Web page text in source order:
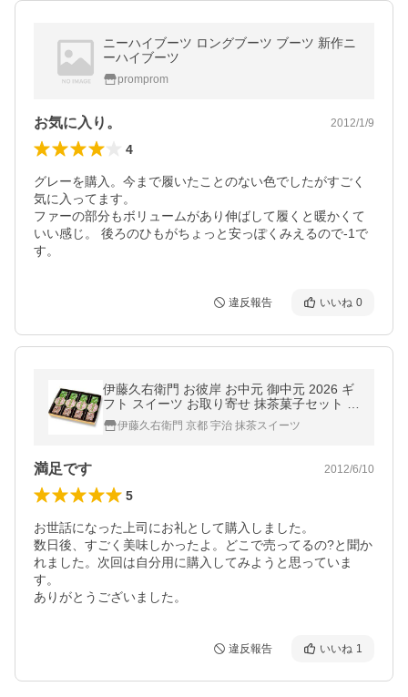
ニーハイブーツ ロングブーツ ブーツ 新作ニ
ーハイブーツ
promprom
お気に入り。 2012/1/9
4
グレーを購入。今まで履いたことのない色でしたがすごく
気に入ってます。
ファーの部分もボリュームがあり伸ばして履くと暖かくて
いい感じ。 後ろのひもがちょっと安っぽくみえるので-1で
す。
違反報告 いいね 0
伊藤久右衛門 お彼岸 お中元 御中元 2026 ギ
フト スイーツ お取り寄せ 抹茶菓子セット P
Z-34 § 京都 お土産
伊藤久右衛門 京都 宇治 抹茶スイーツ
満足です 2012/6/10
5
お世話になった上司にお礼として購入しました。
数日後、すごく美味しかったよ。どこで売ってるの?と聞か
れました。次回は自分用に購入してみようと思っていま
す。
ありがとうございました。
違反報告 いいね 1